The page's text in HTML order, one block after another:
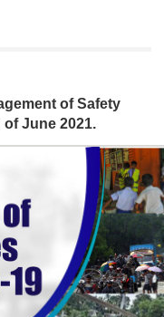
of Safety
of June 2021.